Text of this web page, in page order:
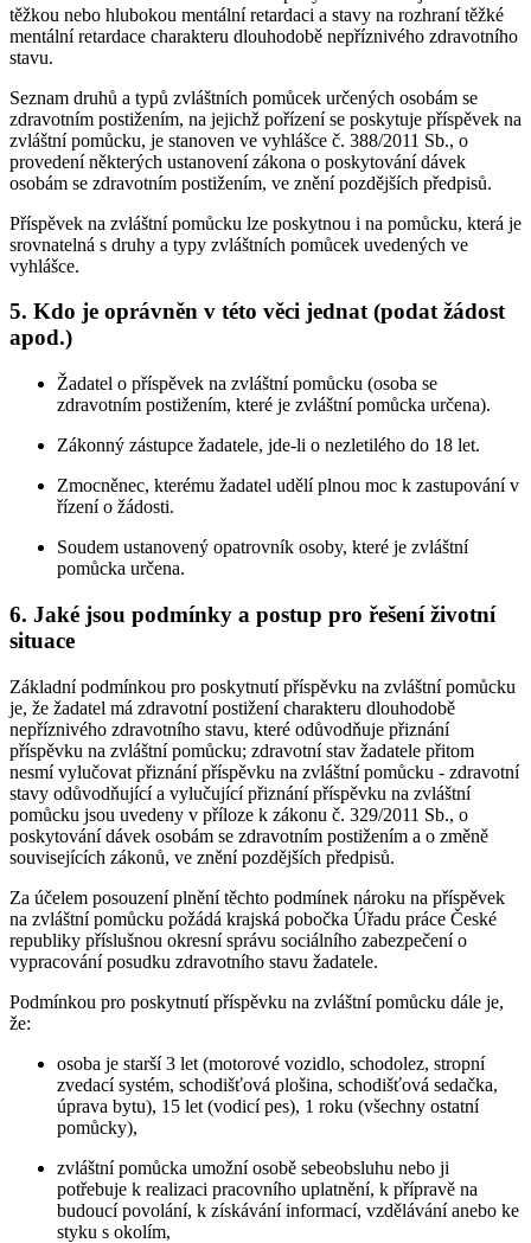
těžkou nebo hlubokou mentální retardaci a stavy na rozhraní těžké
mentální retardace charakteru dlouhodobě nepříznivého zdravotního
stavu.
Seznam druhů a typů zvláštních pomůcek určených osobám se
zdravotním postižením, na jejichž pořízení se poskytuje příspěvek na
zvláštní pomůcku, je stanoven ve vyhlášce č. 388/2011 Sb., o
provedení některých ustanovení zákona o poskytování dávek
osobám se zdravotním postižením, ve znění pozdějších předpisů.
Příspěvek na zvláštní pomůcku lze poskytnou i na pomůcku, která je
srovnatelná s druhy a typy zvláštních pomůcek uvedených ve
vyhlášce.
5. Kdo je oprávněn v této věci jednat (podat žádost
apod.)
Žadatel o příspěvek na zvláštní pomůcku (osoba se
zdravotním postižením, které je zvláštní pomůcka určena).
Zákonný zástupce žadatele, jde-li o nezletilého do 18 let.
Zmocněnec, kterému žadatel udělí plnou moc k zastupování v
řízení o žádosti.
Soudem ustanovený opatrovník osoby, které je zvláštní
pomůcka určena.
6. Jaké jsou podmínky a postup pro řešení životní
situace
Základní podmínkou pro poskytnutí příspěvku na zvláštní pomůcku
je, že žadatel má zdravotní postižení charakteru dlouhodobě
nepříznivého zdravotního stavu, které odůvodňuje přiznání
příspěvku na zvláštní pomůcku; zdravotní stav žadatele přitom
nesmí vylučovat přiznání příspěvku na zvláštní pomůcku - zdravotní
stavy odůvodňující a vylučující přiznání příspěvku na zvláštní
pomůcku jsou uvedeny v příloze k zákonu č. 329/2011 Sb., o
poskytování dávek osobám se zdravotním postižením a o změně
souvisejících zákonů, ve znění pozdějších předpisů.
Za účelem posouzení plnění těchto podmínek nároku na příspěvek
na zvláštní pomůcku požádá krajská pobočka Úřadu práce České
republiky příslušnou okresní správu sociálního zabezpečení o
vypracování posudku zdravotního stavu žadatele.
Podmínkou pro poskytnutí příspěvku na zvláštní pomůcku dále je,
že:
osoba je starší 3 let (motorové vozidlo, schodolez, stropní
zvedací systém, schodišťová plošina, schodišťová sedačka,
úprava bytu), 15 let (vodicí pes), 1 roku (všechny ostatní
pomůcky),
zvláštní pomůcka umožní osobě sebeobsluhu nebo ji
potřebuje k realizaci pracovního uplatnění, k přípravě na
budoucí povolání, k získávání informací, vzdělávání anebo ke
styku s okolím,